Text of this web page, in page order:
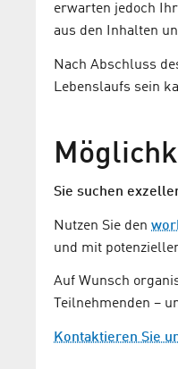
erwarten jedoch
aus den Inhalten
Nach Abschluss
Lebenslaufs sein
Sie suchen
Nutzen Sie den
und mit
Auf Wunsch
Teilnehmenden –
Kontaktieren Sie